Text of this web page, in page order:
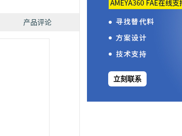
产品评论
立刻联系